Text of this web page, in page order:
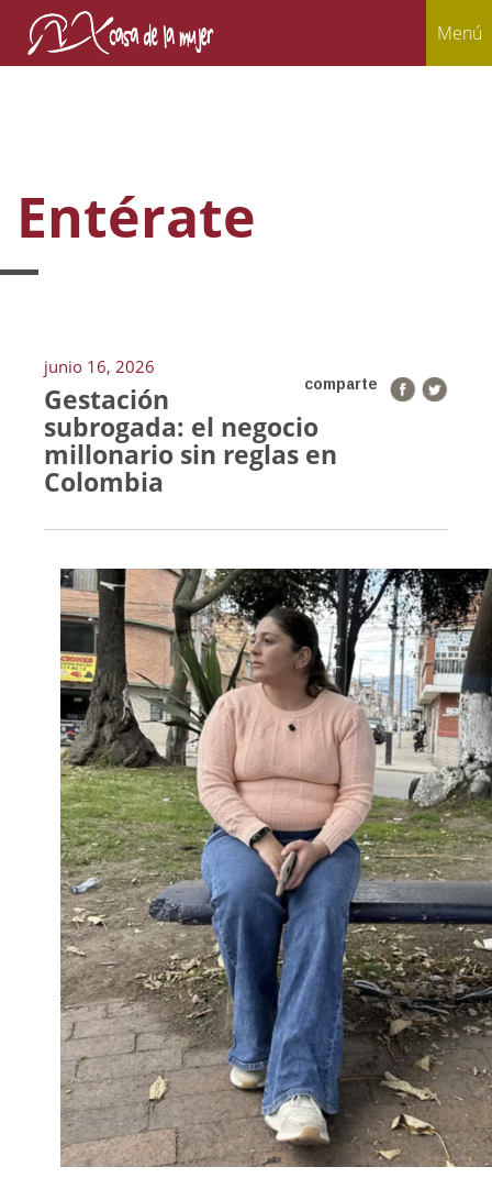
Menú
Entérate
junio 16, 2026
comparte
Gestación
subrogada: el negocio
millonario sin reglas en
Colombia